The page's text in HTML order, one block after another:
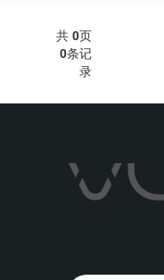
共 0页
0条记
录